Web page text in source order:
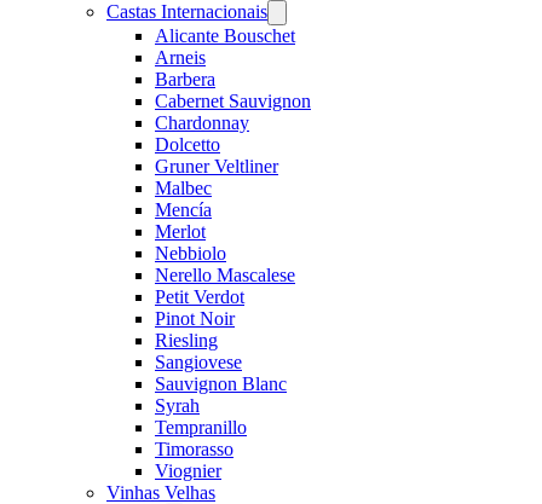
Castas Internacionais
menu
Alicante Bouschet
Arneis
Barbera
Cabernet Sauvignon
Chardonnay
Dolcetto
Gruner Veltliner
Malbec
Mencía
Merlot
Nebbiolo
Nerello Mascalese
Petit Verdot
Pinot Noir
Riesling
Sangiovese
Sauvignon Blanc
Syrah
Tempranillo
Timorasso
Viognier
Vinhas Velhas